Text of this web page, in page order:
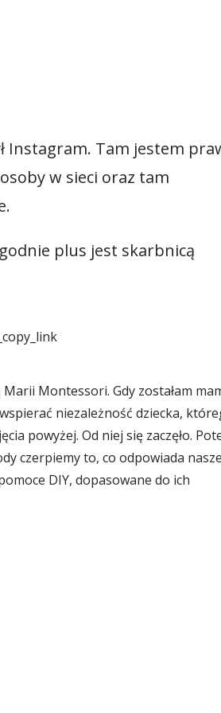
Instagram. Tam jestem
w sieci oraz tam
plus jest skarbnicą
Montessori. Gdy zostałam
niezależność dziecka,
powyżej. Od niej się zaczęło.
czerpiemy to, co odpowiada
DIY, dopasowane do ich